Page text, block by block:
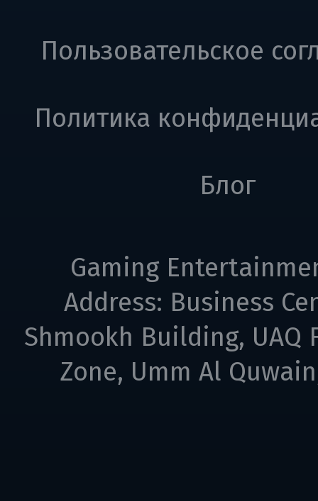
Пользовательское
Политика
Блог
Gaming
Address: Business
Shmookh Building, UAQ
Zone, Umm Al